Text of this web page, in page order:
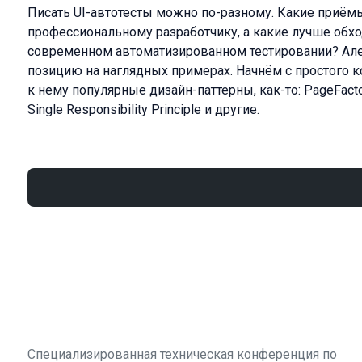
Писать UI-автотесты можно по-разному. Какие
профессиональному разработчику, а какие лучше
современном автоматизированном тестировании?
позицию на наглядных примерах. Начнём с простого
к нему популярные дизайн-паттерны, как-то:
Single Responsibility Principle и другие.
Специализированная техническая конференция по